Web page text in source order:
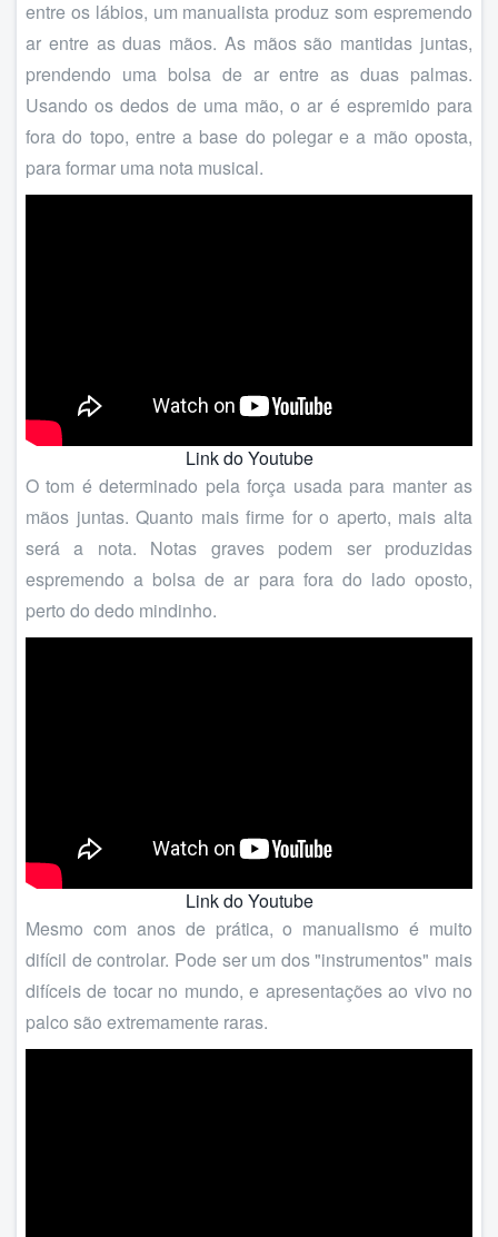
entre os lábios, um manualista produz som espremendo
ar entre as duas mãos. As mãos são mantidas juntas,
prendendo uma bolsa de ar entre as duas palmas.
Usando os dedos de uma mão, o ar é espremido para
fora do topo, entre a base do polegar e a mão oposta,
para formar uma nota musical.
Link do Youtube
O tom é determinado pela força usada para manter as
mãos juntas. Quanto mais firme for o aperto, mais alta
será a nota. Notas graves podem ser produzidas
espremendo a bolsa de ar para fora do lado oposto,
perto do dedo mindinho.
Link do Youtube
Mesmo com anos de prática, o manualismo é muito
difícil de controlar. Pode ser um dos "instrumentos" mais
difíceis de tocar no mundo, e apresentações ao vivo no
palco são extremamente raras.